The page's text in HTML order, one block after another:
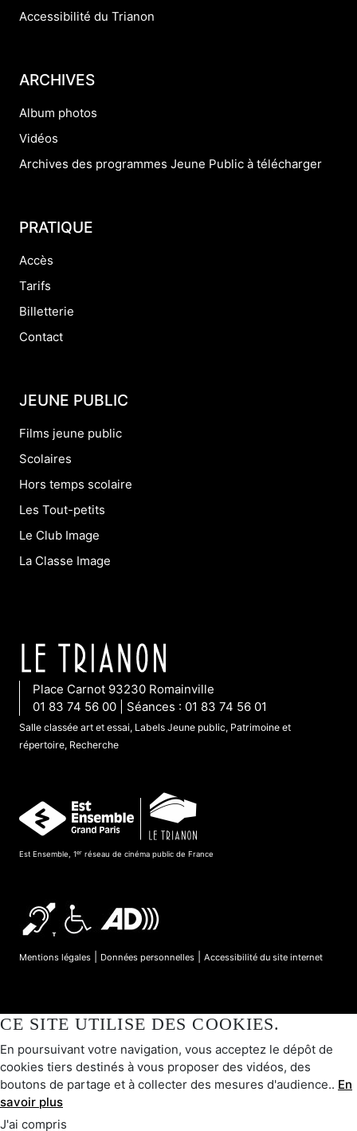
Accessibilité du Trianon
ARCHIVES
Album photos
Vidéos
Archives des programmes Jeune Public à télécharger
PRATIQUE
Accès
Tarifs
Billetterie
Contact
JEUNE PUBLIC
Films jeune public
Scolaires
Hors temps scolaire
Les Tout-petits
Le Club Image
La Classe Image
Place Carnot 93230 Romainville
01 83 74 56 00 | Séances : 01 83 74 56 01
Salle classée art et essai, Labels Jeune public, Patrimoine et
répertoire, Recherche
Est Ensemble, 1er réseau de cinéma public de France
Mentions légales Données personnelles Accessibilité du site internet
CE SITE UTILISE DES COOKIES.
En poursuivant votre navigation, vous acceptez le dépôt de
cookies tiers destinés à vous proposer des vidéos, des
boutons de partage et à collecter des mesures d'audience.. En
savoir plus
J'ai compris